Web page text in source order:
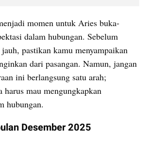
momen untuk Aries buka-
dalam hubungan. Sebelum
pastikan kamu menyampaikan
dari pasangan. Namun, jangan
ini berlangsung satu arah;
harus mau mengungkapkan
hubungan.
Desember 2025